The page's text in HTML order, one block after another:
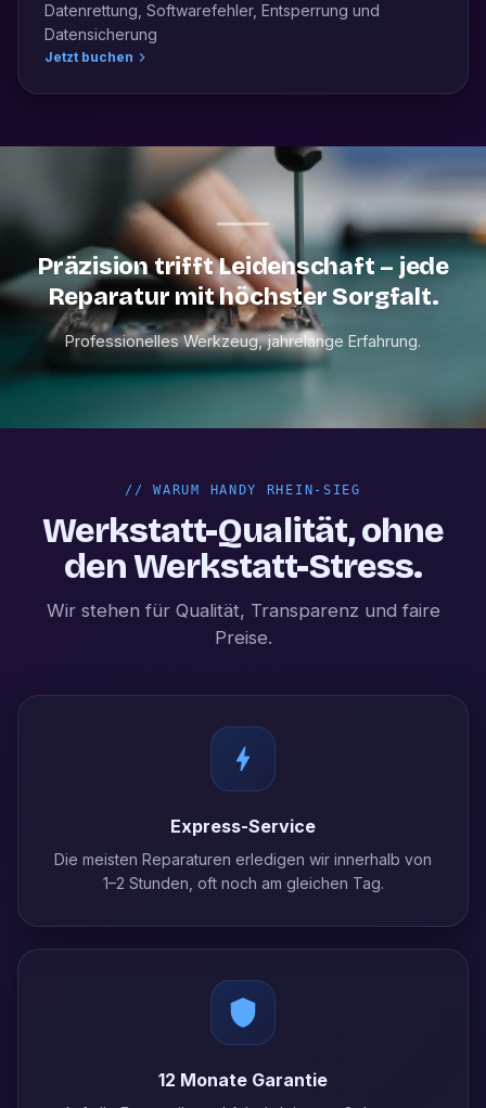
Datenrettung, Softwarefehler, Entsperrung und
Datensicherung
Jetzt buchen
Präzision trifft Leidenschaft – jede
Reparatur mit höchster Sorgfalt.
Professionelles Werkzeug, jahrelange Erfahrung.
//WARUM HANDY RHEIN-SIEG
Werkstatt-Qualität, ohne
den Werkstatt-Stress.
Wir stehen für Qualität, Transparenz und faire
Preise.
Express-Service
Die meisten Reparaturen erledigen wir innerhalb von
1–2 Stunden, oft noch am gleichen Tag.
12 Monate Garantie